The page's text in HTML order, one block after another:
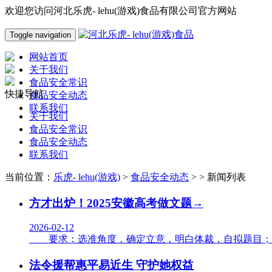
欢迎您访问河北乐虎- lehu(游戏)食品有限公司官方网站
Toggle navigation
网站首页
关于我们
食品安全常识
食品安全动态
联系我们
快捷导航
关于我们
食品安全常识
食品安全动态
联系我们
当前位置： 乐虎- lehu(游戏) > 食品安全动态 > > 新闻列表
方才出炉！2025安徽高考做文题→
2026-02-12
要求：选准角度，确定立意，明白体裁，自拟题目；
法令援帮惠平易近生 守护她权益